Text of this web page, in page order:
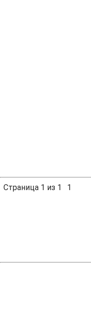
Страница 1 из 1 1